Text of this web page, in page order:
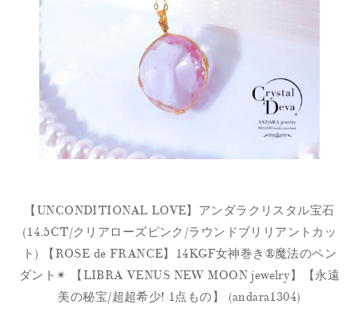
【UNCONDITIONAL LOVE】アンダラクリスタル宝石
(14.5CT/クリアローズピンク/ラウンドブリリアントカッ
ト) 【ROSE de FRANCE】14KGF女神巻き®︎魔法のペン
ダント✴︎ 【LIBRA VENUS NEW MOON jewelry】【永遠
美の秘宝/超超希少! 1点もの】 (andara1304)